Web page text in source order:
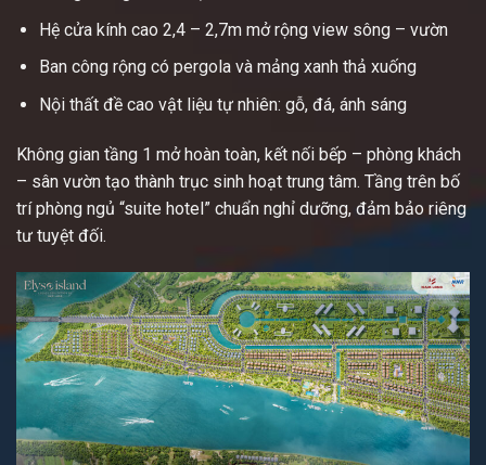
Hệ cửa kính cao 2,4 – 2,7m mở rộng view sông – vườn
Ban công rộng có pergola và mảng xanh thả xuống
Nội thất đề cao vật liệu tự nhiên: gỗ, đá, ánh sáng
Không gian tầng 1 mở hoàn toàn, kết nối bếp – phòng khách
– sân vườn tạo thành trục sinh hoạt trung tâm. Tầng trên bố
trí phòng ngủ “suite hotel” chuẩn nghỉ dưỡng, đảm bảo riêng
tư tuyệt đối.